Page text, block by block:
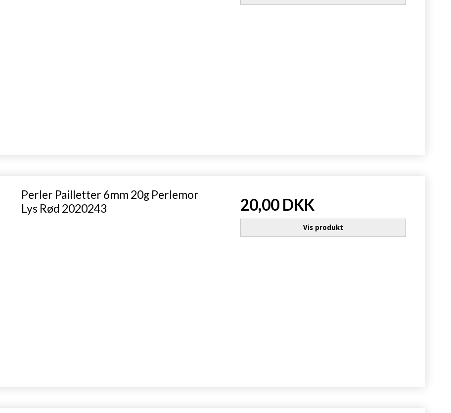
Perler Pailletter 6mm 20g Perlemor
Lys Rød 2020243
20,00 DKK
Vis produkt